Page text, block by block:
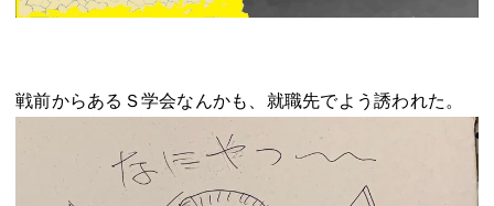
戦前からあるＳ学会なんかも、就職先でよう誘われた。